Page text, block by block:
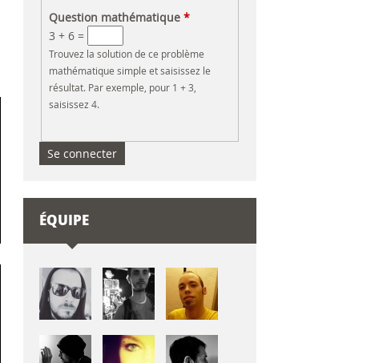
e
Question mathématique*
3 + 6 =
Trouvez la solution de ce problème
mathématique simple et saisissez le
résultat. Par exemple, pour 1 + 3,
saisissez 4.
ÉQUIPE